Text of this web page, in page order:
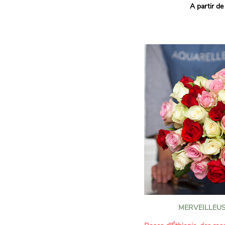
vives pour un effet
Retrouvez les variétés
'Tropical Amazone' et
pour leur tenue en vase,
incroyables et le parfait
leurs boutons.
Une explosion de
roses fraîches !
Il contient :
- Un mélange
rouges, jaunes et orange
- Quelques feuillages
À offrir pour :
- Souhaiter un
- Célébrer une fête
A partir